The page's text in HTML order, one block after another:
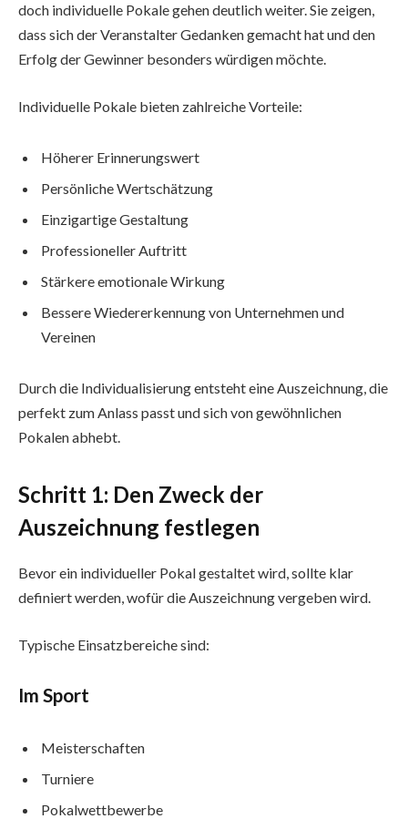
doch individuelle Pokale gehen deutlich weiter. Sie zeigen,
dass sich der Veranstalter Gedanken gemacht hat und den
Erfolg der Gewinner besonders würdigen möchte.
Individuelle Pokale bieten zahlreiche Vorteile:
Höherer Erinnerungswert
Persönliche Wertschätzung
Einzigartige Gestaltung
Professioneller Auftritt
Stärkere emotionale Wirkung
Bessere Wiedererkennung von Unternehmen und
Vereinen
Durch die Individualisierung entsteht eine Auszeichnung, die
perfekt zum Anlass passt und sich von gewöhnlichen
Pokalen abhebt.
Schritt 1: Den Zweck der
Auszeichnung festlegen
Bevor ein individueller Pokal gestaltet wird, sollte klar
definiert werden, wofür die Auszeichnung vergeben wird.
Typische Einsatzbereiche sind:
Im Sport
Meisterschaften
Turniere
Pokalwettbewerbe